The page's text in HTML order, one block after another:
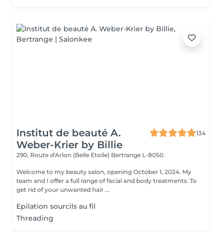
Institut de beauté A.
Weber-Krier by Billie
134
290, Route d'Arlon (Belle Etoile) Bertrange L-8050
Welcome to my beauty salon, opening October 1, 2024. My
team and I offer a full range of facial and body treatments. To
get rid of your unwanted hair ...
Epilation sourcils au fil
Threading